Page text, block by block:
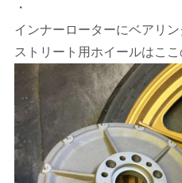
・
インナーローターにベアリン
ストリート用ホイールはここ